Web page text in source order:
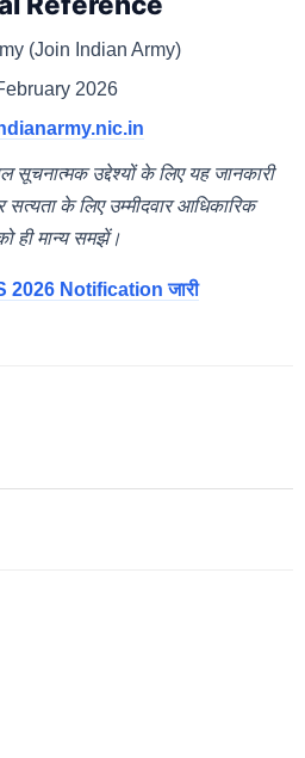
(Join Indian Army)
2026
उद्देश्यों के लिए यह जानकारी
के लिए उम्मीदवार आधिकारिक
ही मान्य समझें।
2026 Notification जारी